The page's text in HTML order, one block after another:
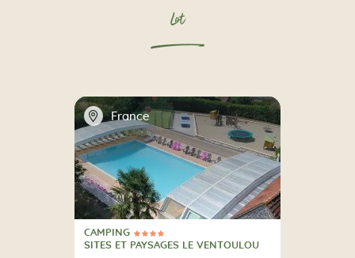
Lot
📍 France
4 Stelle
CAMPING
CAMPING
SITES ET PAYSAGES LE VENTOULOU